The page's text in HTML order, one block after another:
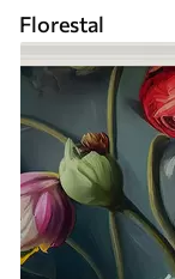
Florestal